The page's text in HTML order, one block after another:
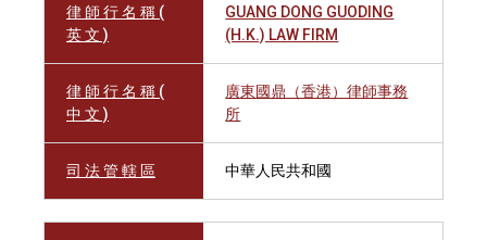
律 師 行 名 稱 (
英 文 )
GUANG DONG GUODING
(H.K.) LAW FIRM
律 師 行 名 稱 (
中 文 )
廣東國鼎（香港）律師事務
所
司 法 管 轄 區 中華人民共和國